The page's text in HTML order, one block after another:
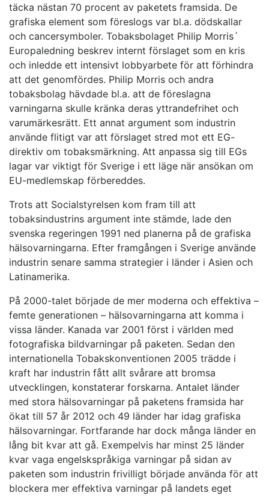
täcka nästan 70 procent av paketets framsida. De
grafiska element som föreslogs var bl.a. dödskallar
och cancersymboler. Tobaksbolaget Philip Morris´
Europaledning beskrev internt förslaget som en kris
och inledde ett intensivt lobbyarbete för att förhindra
att det genomfördes. Philip Morris och andra
tobaksbolag hävdade bl.a. att de föreslagna
varningarna skulle kränka deras yttrandefrihet och
varumärkesrätt. Ett annat argument som industrin
använde flitigt var att förslaget stred mot ett EG-
direktiv om tobaksmärkning. Att anpassa sig till EGs
lagar var viktigt för Sverige i ett läge när ansökan om
EU-medlemskap förbereddes.
Trots att Socialstyrelsen kom fram till att
tobaksindustrins argument inte stämde, lade den
svenska regeringen 1991 ned planerna på de grafiska
hälsovarningarna. Efter framgången i Sverige använde
industrin senare samma strategier i länder i Asien och
Latinamerika.
På 2000-talet började de mer moderna och effektiva –
femte generationen – hälsovarningarna att komma i
vissa länder. Kanada var 2001 först i världen med
fotografiska bildvarningar på paketen. Sedan den
internationella Tobakskonventionen 2005 trädde i
kraft har industrin fått allt svårare att bromsa
utvecklingen, konstaterar forskarna. Antalet länder
med stora hälsovarningar på paketens framsida har
ökat till 57 år 2012 och 49 länder har idag grafiska
hälsovarningar. Fortfarande har dock många länder en
lång bit kvar att gå. Exempelvis har minst 25 länder
kvar vaga engelskspråkiga varningar på sidan av
paketen som industrin frivilligt började använda för att
blockera mer effektiva varningar på landets eget